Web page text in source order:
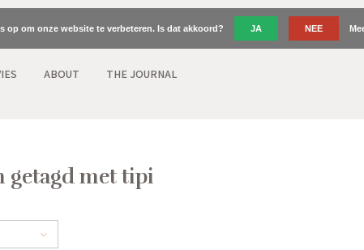
ABOUT THE JOURNAL
getagd met tipi
op om onze website te verbeteren. Is dat akkoord? JA NEE